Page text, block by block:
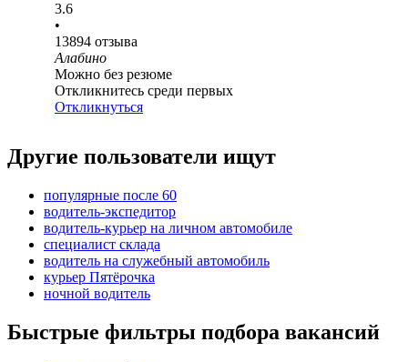
3.6
•
13894 отзыва
Алабино
Можно без резюме
Откликнитесь среди первых
Откликнуться
Другие пользователи ищут
популярные после 60
водитель-экспедитор
водитель-курьер на личном автомобиле
специалист склада
водитель на служебный автомобиль
курьер Пятёрочка
ночной водитель
Быстрые фильтры подбора вакансий